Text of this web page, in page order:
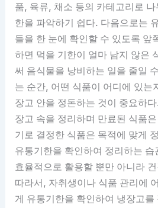
품, 육류, 채소 등의 카테고리로
한을 파악하기 쉽다. 다음으로는
들을 한 눈에 확인할 수 있도록 앞
하면 먹을 기한이 얼마 남지 않은
써 음식물을 낭비하는 일을 줄일
는 순간, 어떤 식품이 어디에 있는
장고 안을 정돈하는 것이 중요하
장고 속을 정리하며 만료된 식품
기로 결정한 식품은 목적에 맞게
유통기한을 확인하여 정리하는
효율적으로 활용할 뿐만 아니라
따라서, 자취생이나 식품 관리에
게 유통기한을 확인하여 냉장고를